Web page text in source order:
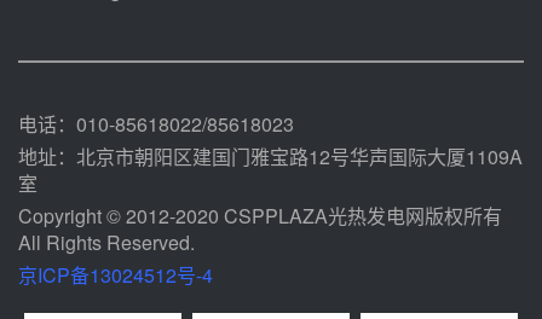
100MW光热项目机组调试及性能
电话：010-85618022/85618023
地址：北京市朝阳区建国门雅宝路12号华声国际大厦1109A
室
Copyright © 2012-2020 CSPPLAZA光热发电网版权所有
All Rights Reserved.
京ICP备13024512号-4